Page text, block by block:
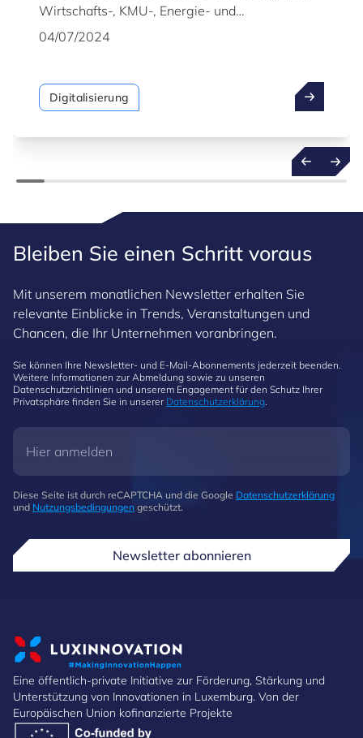
Wirtschafts-, KMU-, Energie- und
Tourismusminister Lex Delles und Sasha Baillie,
neuen Programms bekannt: Fit 4 Digital – AI,
das sich speziell der künstlichen Intelligenz
neues KMU-Paket an, das den Schwerpunkt auf
04/07/2024
Digitalisierung
Bleiben Sie einen Schritt voraus
Mit unserem monatlichen Newsletter erhalten Sie
relevante Einblicke in Trends, Veranstaltungen und
Chancen, die Ihr Unternehmen voranbringen.
Sie können Ihre Newsletter- und E-Mail-Abonnements jederzeit beenden.
Weitere Informationen zur Abmeldung sowie zu unseren
Datenschutzrichtlinien und unserem Engagement für den Schutz Ihrer
Privatsphäre finden Sie in unserer Datenschutzerklärung.
Diese Seite ist durch reCAPTCHA und die Google Datenschutzerklärung
und Nutzungsbedingungen geschützt.
Newsletter abonnieren
Eine öffentlich-private Initiative zur Förderung, Stärkung und
Unterstützung von Innovationen in Luxemburg. Von der
Europäischen Union kofinanzierte Projekte